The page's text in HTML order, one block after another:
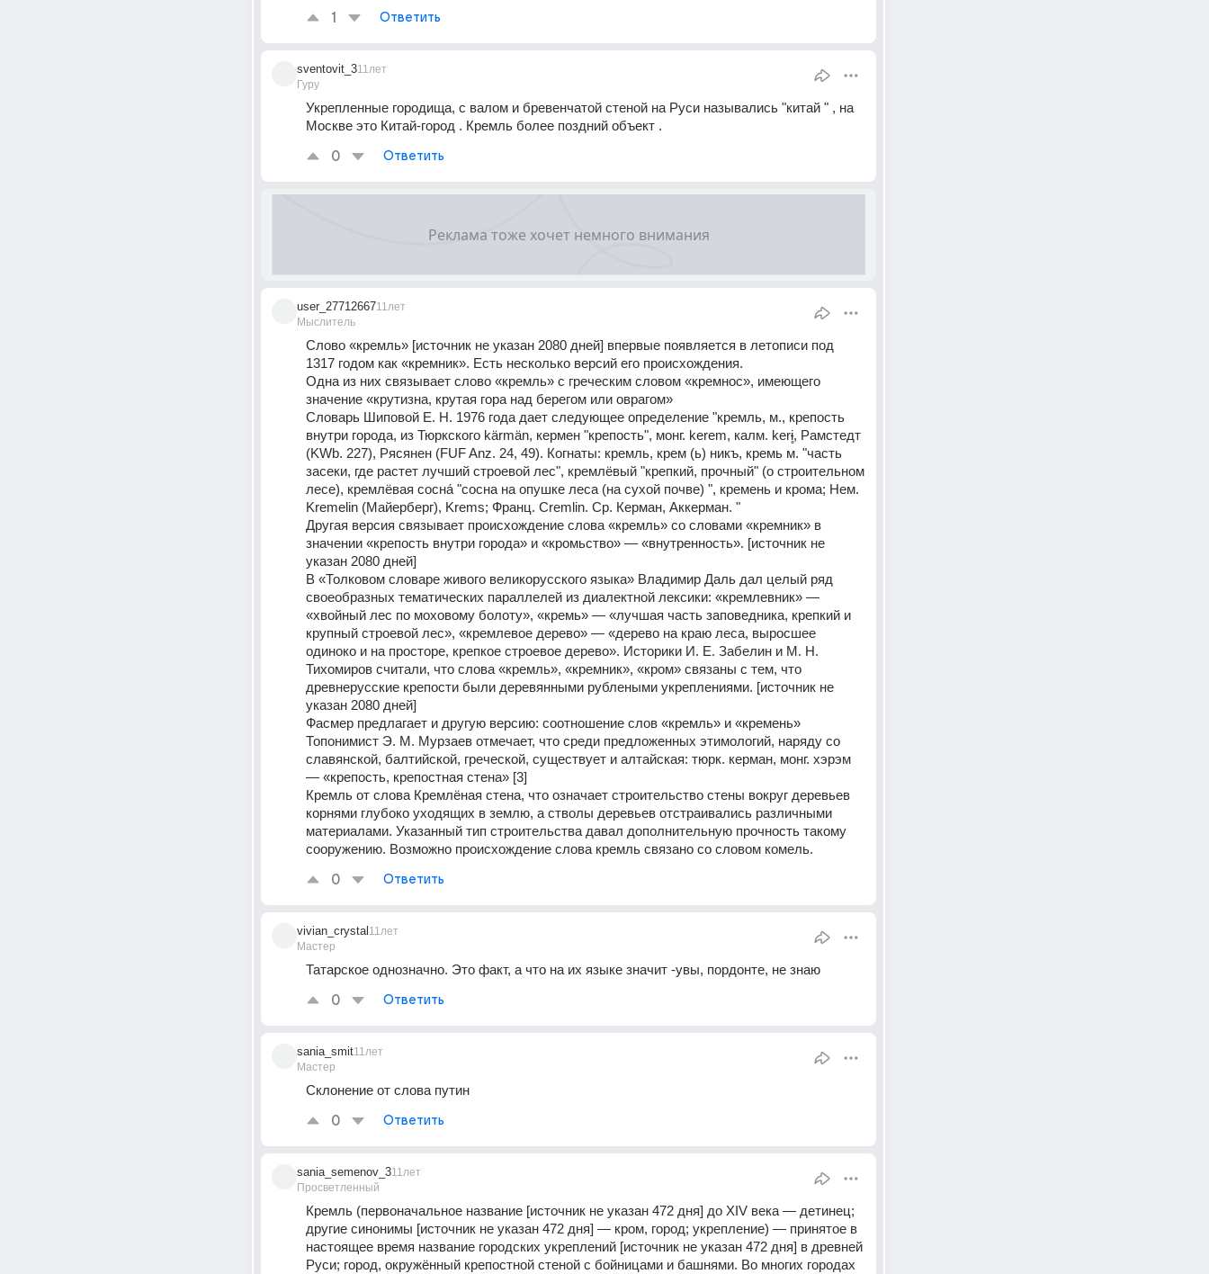
1 Ответить
sventovit_3
Гуру
11лет
Укрепленные городища, с валом и бревенчатой стеной на Руси назывались "китай " , на
Москве это Китай-город . Кремль более поздний объект .
0 Ответить
user_27712667
Мыслитель
11лет
Слово «кремль» [источник не указан 2080 дней] впервые появляется в летописи под
1317 годом как «кремник». Есть несколько версий его происхождения.
Одна из них связывает слово «кремль» с греческим словом «кремнос», имеющего
значение «крутизна, крутая гора над берегом или оврагом»
Словарь Шиповой Е. Н. 1976 года дает следующее определение "кремль, м., крепость
внутри города, из Тюркского kärmän, кермен "крепость", монг. kerem, калм. kerɨ̥, Рамстедт
(KWb. 227), Рясянен (FUF Anz. 24, 49). Когнаты: кремль, крем (ь) никъ, кремь м. "часть
засеки, где растет лучший строевой лес", кремлёвый "крепкий, прочный" (о строительном
лесе), кремлёвая сосна́ "сосна на опушке леса (на сухой почве) ", кремень и крома; Нем.
Kremelin (Майерберг), Krems; Франц. Cremlin. Ср. Керман, Аккерман. "
Другая версия связывает происхождение слова «кремль» со словами «кремник» в
значении «крепость внутри города» и «кромьство» — «внутренность». [источник не
указан 2080 дней]
В «Толковом словаре живого великорусского языка» Владимир Даль дал целый ряд
своеобразных тематических параллелей из диалектной лексики: «кремлевник» —
«хвойный лес по моховому болоту», «кремь» — «лучшая часть заповедника, крепкий и
крупный строевой лес», «кремлевое дерево» — «дерево на краю леса, выросшее
одиноко и на просторе, крепкое строевое дерево». Историки И. Е. Забелин и М. Н.
Тихомиров считали, что слова «кремль», «кремник», «кром» связаны с тем, что
древнерусские крепости были деревянными рублеными укреплениями. [источник не
указан 2080 дней]
Фасмер предлагает и другую версию: соотношение слов «кремль» и «кремень»
Топонимист Э. М. Мурзаев отмечает, что среди предложенных этимологий, наряду со
славянской, балтийской, греческой, существует и алтайская: тюрк. керман, монг. хэрэм
— «крепость, крепостная стена» [3]
Кремль от слова Кремлёная стена, что означает строительство стены вокруг деревьев
корнями глубоко уходящих в землю, а стволы деревьев отстраивались различными
материалами. Указанный тип строительства давал дополнительную прочность такому
сооружению. Возможно происхождение слова кремль связано со словом комель.
0 Ответить
vivian_crystal
Мастер
11лет
Татарское однозначно. Это факт, а что на их языке значит -увы, пордонте, не знаю
0 Ответить
sania_smit
Мастер
11лет
Склонение от слова путин
0 Ответить
sania_semenov_3
Просветленный
11лет
Кремль (первоначальное название [источник не указан 472 дня] до XIV века — детинец;
другие синонимы [источник не указан 472 дня] — кром, город; укрепление) — принятое в
настоящее время название городских укреплений [источник не указан 472 дня] в древней
Руси; город, окружённый крепостной стеной с бойницами и башнями. Во многих городах